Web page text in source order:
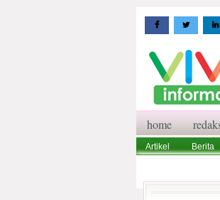
home
Artikel Berita